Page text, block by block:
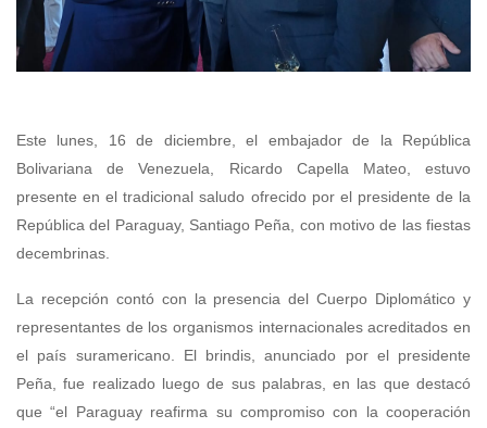
Este lunes, 16 de diciembre, el embajador de la República
Bolivariana de Venezuela, Ricardo Capella Mateo, estuvo
presente en el tradicional saludo ofrecido por el presidente de la
República del Paraguay, Santiago Peña, con motivo de las fiestas
decembrinas.
La recepción contó con la presencia del Cuerpo Diplomático y
representantes de los organismos internacionales acreditados en
el país suramericano. El brindis, anunciado por el presidente
Peña, fue realizado luego de sus palabras, en las que destacó
que “el Paraguay reafirma su compromiso con la cooperación